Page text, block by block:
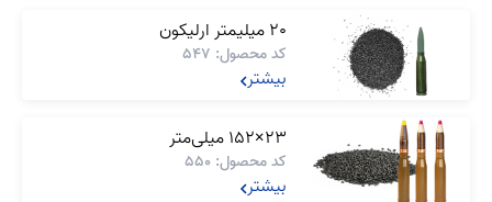
20 میلیمتر ارلیکون
کد محصول: 547
بیشتر
23×152 میلی‌متر
کد محصول: 550
بیشتر